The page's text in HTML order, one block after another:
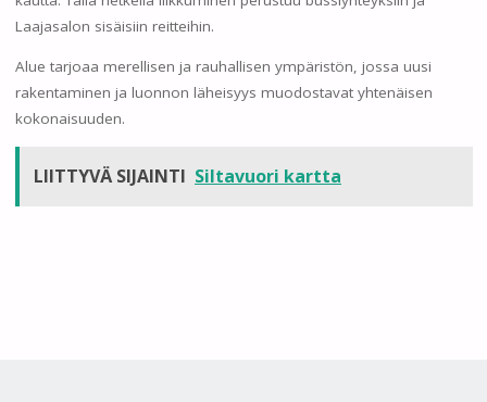
Laajasalon sisäisiin reitteihin.
Alue tarjoaa merellisen ja rauhallisen ympäristön, jossa uusi
rakentaminen ja luonnon läheisyys muodostavat yhtenäisen
kokonaisuuden.
LIITTYVÄ SIJAINTI Siltavuori kartta